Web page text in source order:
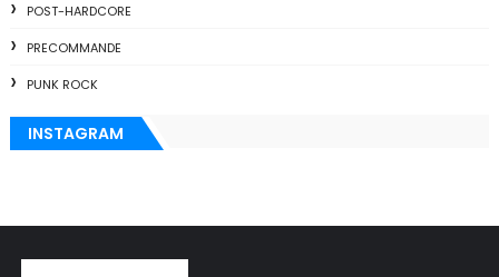
POST-HARDCORE
PRECOMMANDE
PUNK ROCK
INSTAGRAM